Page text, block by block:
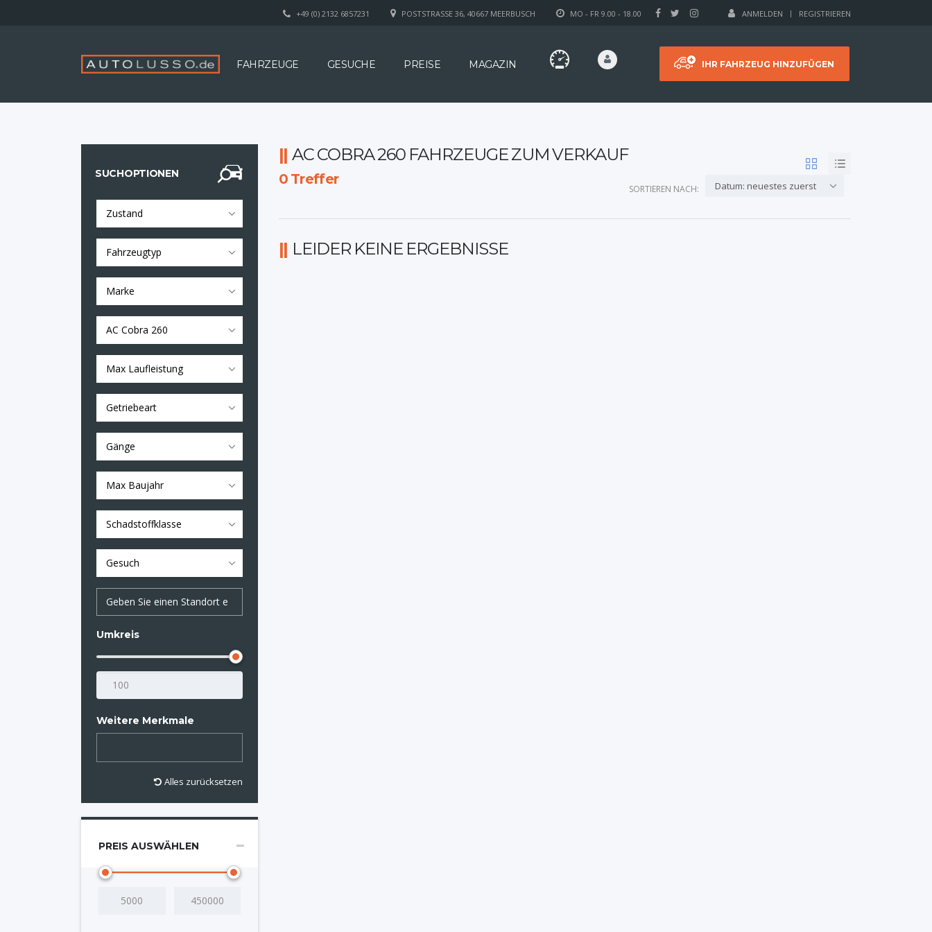
ANMELDEN REGISTRIEREN
MO - FR 9.00 - 18.00
POSTSTRASSE 36, 40667 MEERBUSCH
+49 (0) 2132 6857231
IHR FAHRZEUG HINZUFÜGEN
FAHRZEUGE GESUCHE PREISE MAGAZIN
SUCHOPTIONEN
Zustand
Fahrzeugtyp
Marke
AC Cobra 260
Max Laufleistung
Getriebeart
Gänge
Max Baujahr
Schadstoffklasse
Gesuch
Umkreis
Weitere Merkmale
Alles zurücksetzen
PREIS AUSWÄHLEN
AC COBRA 260 FAHRZEUGE ZUM VERKAUF
0Treffer
SORTIEREN NACH: Datum: neuestes zuerst
LEIDER KEINE ERGEBNISSE